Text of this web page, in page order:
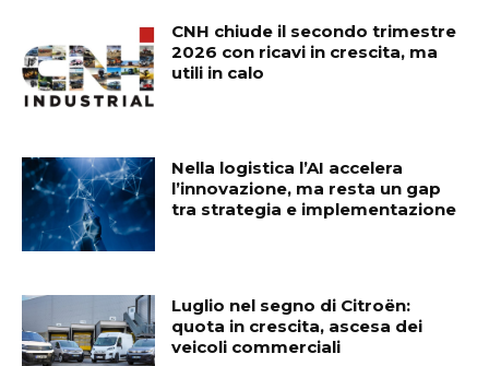
CNH chiude il secondo trimestre
2026 con ricavi in crescita, ma
utili in calo
Nella logistica l’AI accelera
l’innovazione, ma resta un gap
tra strategia e implementazione
Luglio nel segno di Citroën:
quota in crescita, ascesa dei
veicoli commerciali